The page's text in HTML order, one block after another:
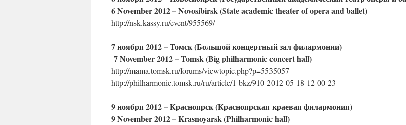
6 November 2012 – Novosibirsk (State academic theater of opera and ballet)
http://nsk.kassy.ru/event/955569/
7 ноября 2012 – Томск (Большой концертный зал филармонии)
7 November 2012 – Tomsk (Big philharmonicconcerthall)
http://mama.tomsk.ru/forums/viewtopic.php?p=5535057
http://philharmonic.tomsk.ru/ru/article/1-bkz/910-2012-05-18-12-00-23
9 ноября 2012 – Красноярск (Красноярская краевая филармония)
9 November 2012 – Krasnoyarsk (Philharmonic hall)